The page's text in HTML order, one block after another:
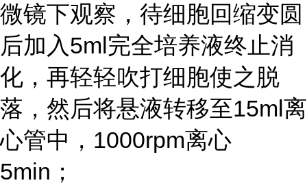
微镜下观察，待细胞回缩变圆
后加入5ml完全培养液终止消
化，再轻轻吹打细胞使之脱
落，然后将悬液转移至15ml离
心管中，1000rpm离心
5min；